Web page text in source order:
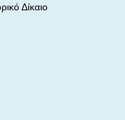
Δίκαιο